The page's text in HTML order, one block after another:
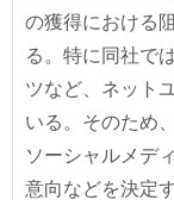
の獲得における
る。特に同社で
ツなど、ネット
いる。そのため
ソーシャルメデ
意向などを決定